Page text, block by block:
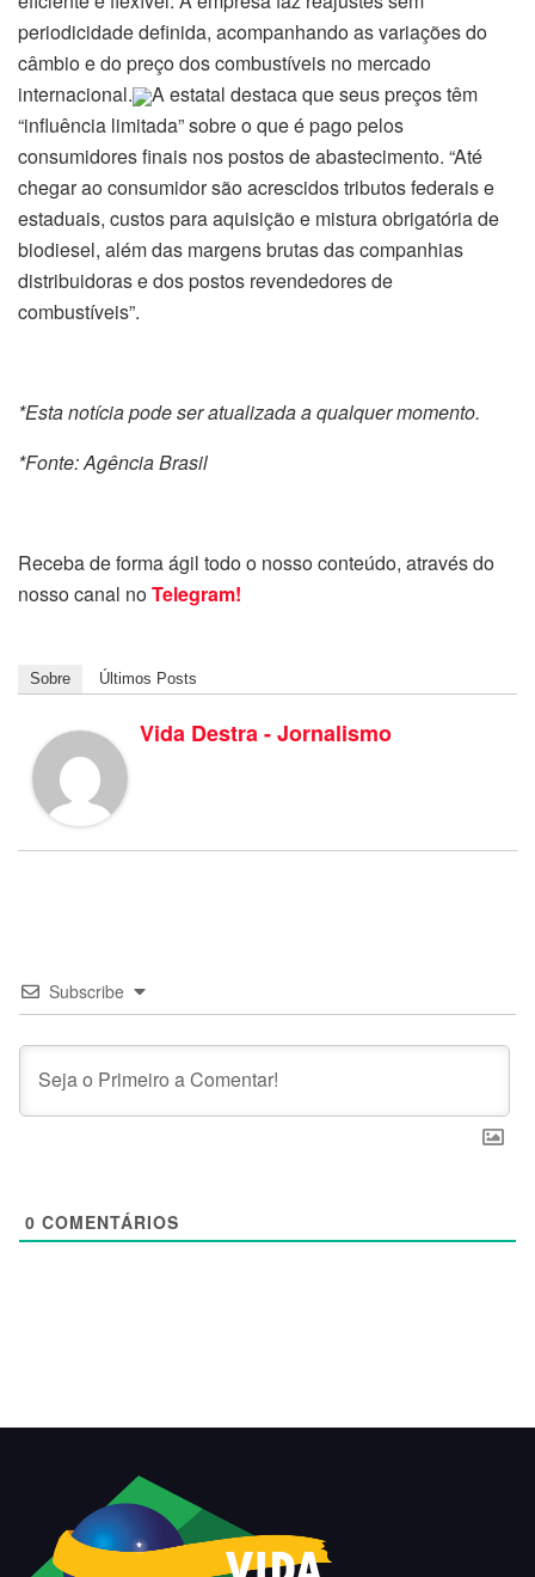
periodicidade definida, acompanhando as variações do
câmbio e do preço dos combustíveis no mercado
internacional.
A estatal destaca que seus preços têm
“influência limitada” sobre o que é pago pelos
consumidores finais nos postos de abastecimento. “Até
chegar ao consumidor são acrescidos tributos federais e
estaduais, custos para aquisição e mistura obrigatória de
biodiesel, além das margens brutas das companhias
distribuidoras e dos postos revendedores de
combustíveis”.
*Esta notícia pode ser atualizada a qualquer momento.
*Fonte: Agência Brasil
Receba de forma ágil todo o nosso conteúdo, através do
nosso canal noTelegram!
Sobre Últimos Posts
Vida Destra - Jornalismo
Subscribe
0 COMENTÁRIOS